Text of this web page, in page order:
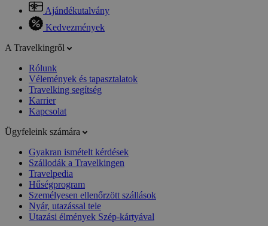
Ajándékutalvány
Kedvezmények
A Travelkingről
Rólunk
Vélemények és tapasztalatok
Travelking segítség
Karrier
Kapcsolat
Ügyfeleink számára
Gyakran ismételt kérdések
Szállodák a Travelkingen
Travelpedia
Hűségprogram
Személyesen ellenőrzött szállások
Nyár, utazással tele
Utazási élmények Szép-kártyával